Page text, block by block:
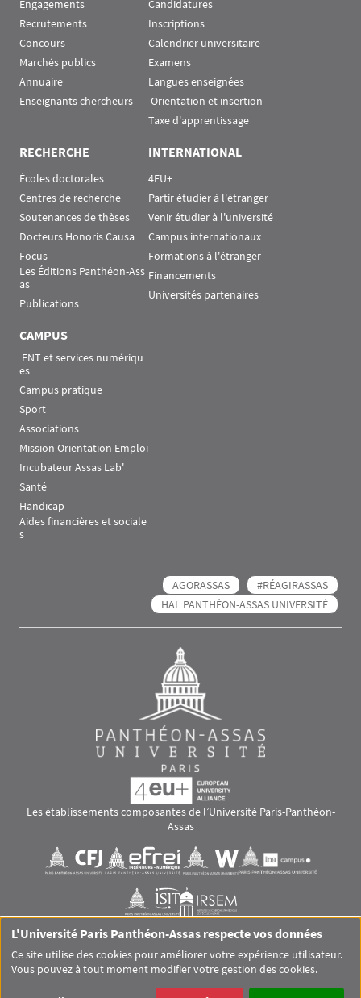
Engagements
Recrutements
Concours
Marchés publics
Annuaire
Enseignants chercheurs
Candidatures
Inscriptions
Calendrier universitaire
Examens
Langues enseignées
Orientation et insertion
Taxe d'apprentissage
RECHERCHE
Écoles doctorales
Centres de recherche
Soutenances de thèses
Docteurs Honoris Causa
Focus
Les Éditions Panthéon-Ass
as
Publications
INTERNATIONAL
4EU+
Partir étudier à l'étranger
Venir étudier à l'université
Campus internationaux
Formations à l'étranger
Financements
Universités partenaires
CAMPUS
es
Campus pratique
Sport
Associations
Mission Orientation Emploi
Incubateur Assas Lab'
Santé
Handicap
Aides financières et sociale
s
AGORASSAS
#RÉAGIRASSAS
HAL PANTHÉON-ASSAS UNIVERSITÉ
Les établissements composantes de l’Université Paris-Panthéon-
Assas
Visuel svgVisuel svg Visuel svgVisuel svg
Visuel svgVisuel svg
RS footer
GLOSSAIRE MENTIONS LÉGALES
L'Université Paris Panthéon-Assas respecte vos données
Ce site utilise des cookies pour améliorer votre expérience utilisateur.
Vous pouvez à tout moment modifier votre gestion des cookies.